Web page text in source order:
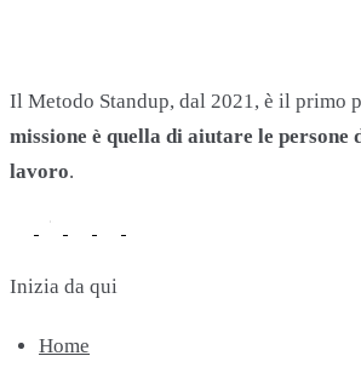
Il Metodo Standup, dal 2021, è il primo
missione è quella di aiutare le
lavoro.
Inizia da qui
Home